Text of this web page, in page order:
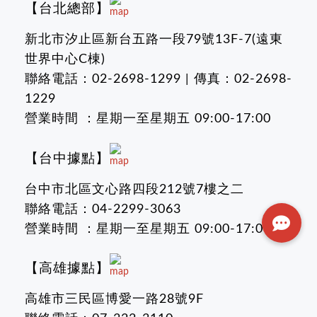
【台北總部】
新北市汐止區新台五路一段79號13F-7(遠東
世界中心C棟)
聯絡電話：02-2698-1299 | 傳真：02-2698-
1229
營業時間 ：星期一至星期五 09:00-17:00
【台中據點】
台中市北區文心路四段212號7樓之二
聯絡電話：04-2299-3063
營業時間 ：星期一至星期五 09:00-17:00
【高雄據點】
高雄市三民區博愛一路28號9F